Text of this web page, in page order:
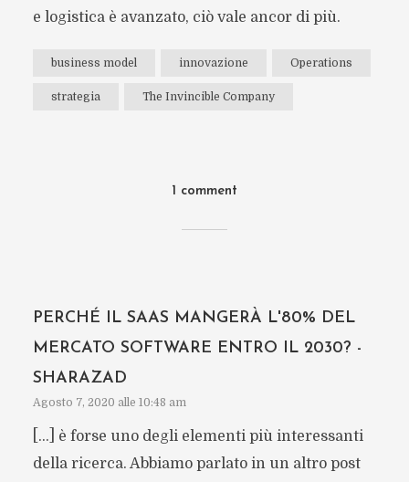
e logistica è avanzato, ciò vale ancor di più.
business model innovazione Operations
strategia The Invincible Company
1 comment
PERCHÉ IL SAAS MANGERÀ L'80% DEL
MERCATO SOFTWARE ENTRO IL 2030? -
SHARAZAD
Agosto 7, 2020 alle 10:48 am
[…] è forse uno degli elementi più interessanti
della ricerca. Abbiamo parlato in un altro post